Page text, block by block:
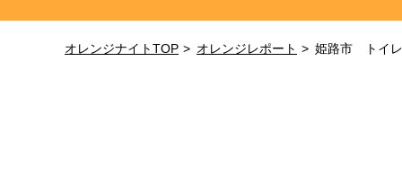
オレンジナイトTOP オレンジレポート 姫路市 トイ